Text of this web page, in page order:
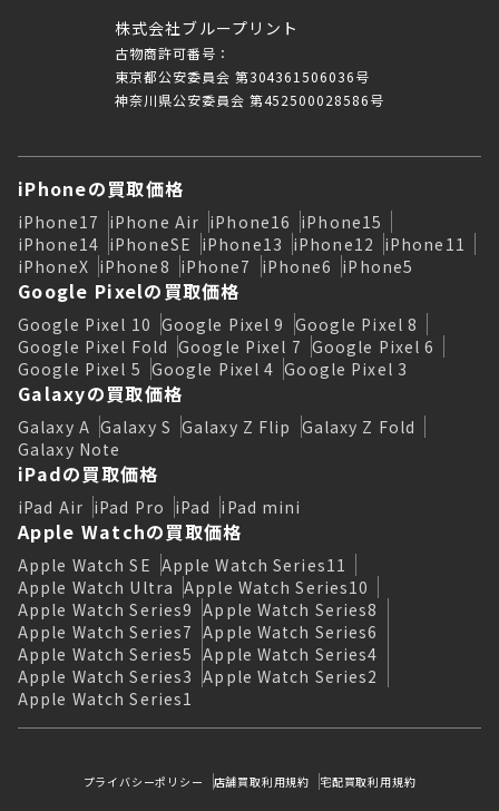
株式会社ブループリント
古物商許可番号：
東京都公安委員会 第304361506036号
神奈川県公安委員会 第452500028586号
iPhoneの買取価格
iPhone17 iPhone Air iPhone16 iPhone15
iPhone14 iPhoneSE iPhone13 iPhone12 iPhone11
iPhoneX iPhone8 iPhone7 iPhone6 iPhone5
Google Pixelの買取価格
Google Pixel 10 Google Pixel 9 Google Pixel 8
Google Pixel Fold Google Pixel 7 Google Pixel 6
Google Pixel 5 Google Pixel 4 Google Pixel 3
Galaxyの買取価格
Galaxy A Galaxy S Galaxy Z Flip Galaxy Z Fold
Galaxy Note
iPadの買取価格
iPad Air iPad Pro iPad iPad mini
Apple Watchの買取価格
Apple Watch SE Apple Watch Series11
Apple Watch Ultra Apple Watch Series10
Apple Watch Series9 Apple Watch Series8
Apple Watch Series7 Apple Watch Series6
Apple Watch Series5 Apple Watch Series4
Apple Watch Series3 Apple Watch Series2
Apple Watch Series1
プライバシーポリシー 店舗買取利用規約 宅配買取利用規約